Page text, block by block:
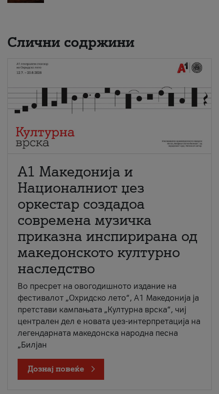
Слични содржини
А1 Македонија и
Националниот џез
оркестар создадоа
современа музичка
приказна инспирирана од
македонското културно
наследство
Во пресрет на овогодишното издание на
фестивалот „Охридско лето“, А1 Македонија ја
претстави кампањата „Културна врска“, чиј
централен дел е новата џез-интерпретација на
легендарната македонска народна песна
„Билјан
Дознај повеќе